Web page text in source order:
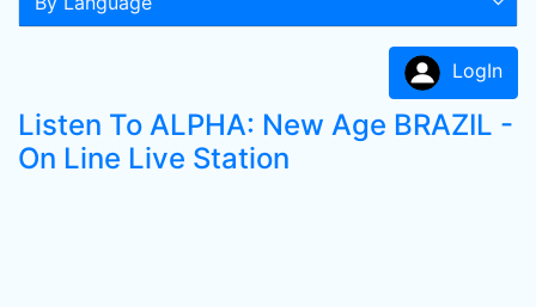
LogIn
Listen To ALPHA: New Age BRAZIL -
On Line Live Station